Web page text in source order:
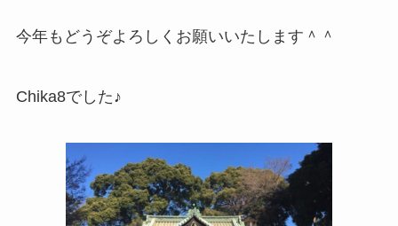
今年もどうぞよろしくお願いいたします＾＾
Chika8でした♪